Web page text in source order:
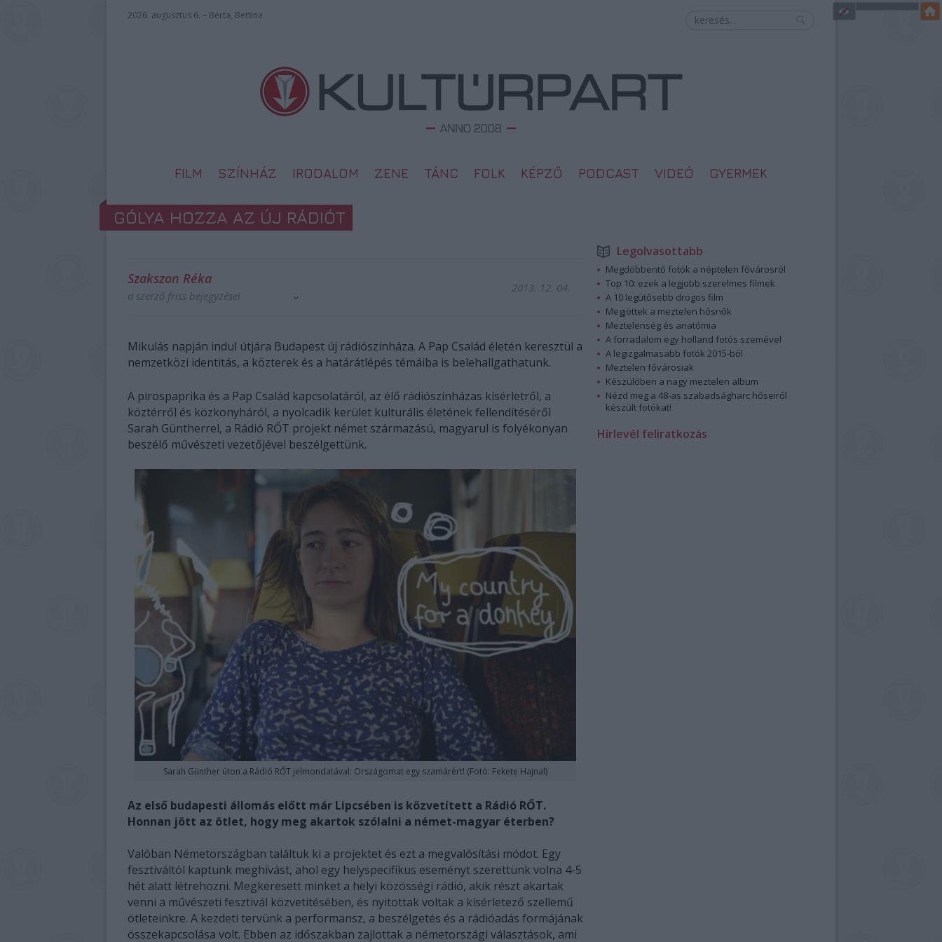
2026. augusztus 6. – Berta, Bettina
FILM SZÍNHÁZ IRODALOM ZENE TÁNC FOLK KÉPZŐ PODCAST VIDEÓ GYERMEK
GÓLYA HOZZA AZ ÚJ RÁDIÓT
Szakszon Réka
a szerző friss bejegyzései
2013. 12. 04.
Mikulás napján indul útjára Budapest új rádiószínháza. A Pap Család életén keresztül a
nemzetközi identitás, a közterek és a határátlépés témáiba is belehallgathatunk.
A pirospaprika és a Pap Család kapcsolatáról, az élő rádiószínházas kísérletről, a
köztérről és közkonyháról, a nyolcadik kerület kulturális életének fellendítéséről
Sarah Güntherrel, a Rádió RŐT projekt német származású, magyarul is folyékonyan
beszélő művészeti vezetőjével beszélgettünk.
Sarah Günther úton a Rádió RŐT jelmondatával: Országomat egy szamárért! (Fotó: Fekete Hajnal)
Az első budapesti állomás előtt már Lipcsében is közvetített a Rádió RŐT.
Honnan jött az ötlet, hogy meg akartok szólalni a német-magyar éterben?
Valóban Németországban találtuk ki a projektet és ezt a megvalósítási módot. Egy
fesztiváltól kaptunk meghívást, ahol egy helyspecifikus eseményt szerettünk volna 4-5
hét alatt létrehozni. Megkeresett minket a helyi közösségi rádió, akik részt akartak
venni a művészeti fesztivál közvetítésében, és nyitottak voltak a kísérletező szellemű
ötleteinkre. A kezdeti tervünk a performansz, a beszélgetés és a rádióadás formájának
összekapcsolása volt. Ebben az időszakban zajlottak a németországi választások, ami
Legolvasottabb
Megdöbbentő fotók a néptelen fővárosról
Top 10: ezek a legjobb szerelmes filmek
A 10 legütősebb drogos film
Megjöttek a meztelen hősnők
Meztelenség és anatómia
A forradalom egy holland fotós szemével
A legizgalmasabb fotók 2015-ből
Meztelen fővárosiak
Készülőben a nagy meztelen album
Nézd meg a 48-as szabadságharc hőseiről
készült fotókat!
Hírlevél feliratkozás